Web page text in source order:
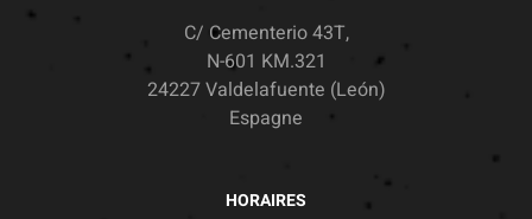
C/ Cementerio 43T,
N-601 KM.321
24227 Valdelafuente (León)
Espagne
HORAIRES